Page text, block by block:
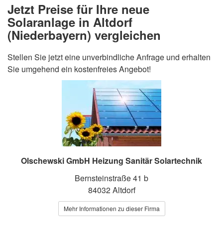
Jetzt Preise für Ihre neue
Solaranlage in Altdorf
(Niederbayern) vergleichen
Stellen Sie jetzt eine unverbindliche Anfrage und erhalten
Sie umgehend ein kostenfreies Angebot!
Olschewski GmbH Heizung Sanitär Solartechnik
Bernsteinstraße 41 b
84032 Altdorf
Mehr Informationen zu dieser Firma